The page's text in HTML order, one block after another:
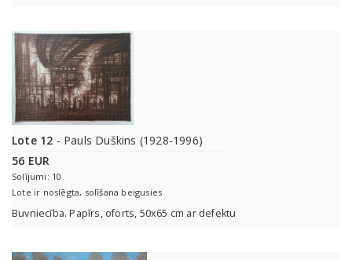
Lote 12 - Pauls Duškins (1928-1996)
56 EUR
Solījumi: 10
Lote ir noslēgta, solīšana beigusies
Buvniecība. Papīrs, oforts, 50x65 cm ar defektu